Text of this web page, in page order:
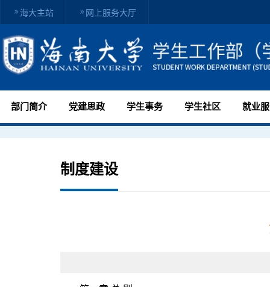
海大主站 网上服务大厅
部门简介 党建思政 学生事务 学生社区 就业
制度建设